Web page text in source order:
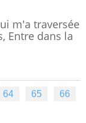
m'a traversée
Entre dans la
64 65
66